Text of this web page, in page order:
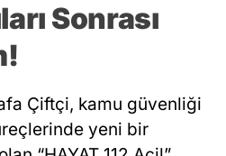
Sonrası
Çiftçi, kamu güvenliği
yeni bir